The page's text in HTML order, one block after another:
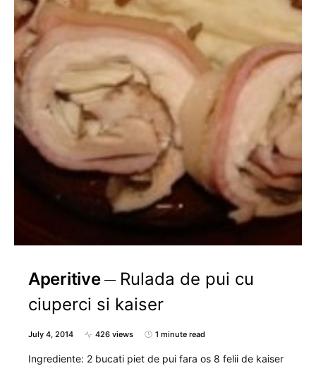
Aperitive
Rulada de pui cu
ciuperci si kaiser
July 4, 2014 426 views 1 minute read
Ingrediente: 2 bucati piet de pui fara os 8 felii de kaiser